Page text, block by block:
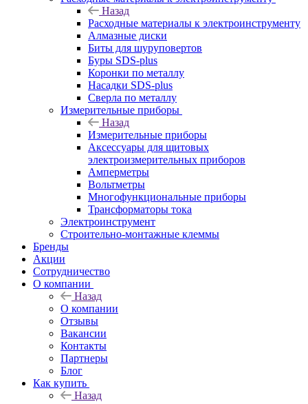
Назад
Расходные материалы к электроинструменту
Алмазные диски
Биты для шуруповертов
Буры SDS-plus
Коронки по металлу
Насадки SDS-plus
Сверла по металлу
Измерительные приборы
Назад
Измерительные приборы
Аксессуары для щитовых
электроизмерительных приборов
Амперметры
Вольтметры
Многофункциональные приборы
Трансформаторы тока
Электроинструмент
Строительно-монтажные клеммы
Бренды
Акции
Сотрудничество
О компании
Назад
О компании
Отзывы
Вакансии
Контакты
Партнеры
Блог
Как купить
Назад